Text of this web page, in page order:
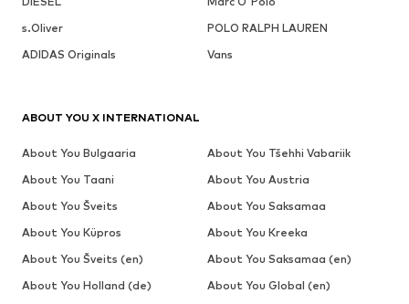
s.Oliver
POLO RALPH LAUREN
ADIDAS Originals
Vans
ABOUT YOU X INTERNATIONAL
About You Bulgaaria
About You Tšehhi Vabariik
About You Taani
About You Austria
About You Šveits
About You Saksamaa
About You Küpros
About You Kreeka
About You Šveits (en)
About You Saksamaa (en)
About You Holland (de)
About You Global (en)